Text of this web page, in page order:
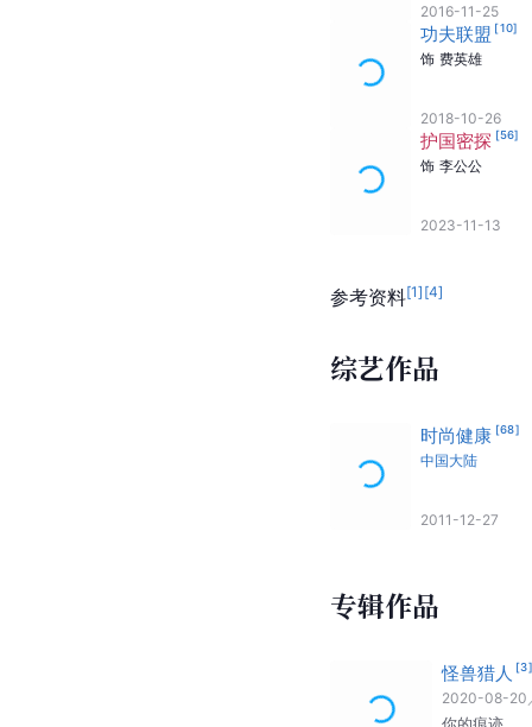
2016-11-25
功夫联盟 [10]
饰 费英雄
2018-10-26
护国密探 [56]
饰 李公公
2023-11-13
参考资料[1] [4]
综艺作品
时尚健康 [68]
中国大陆
2011-12-27
专辑作品
怪兽猎人 [3]
2020-08-20